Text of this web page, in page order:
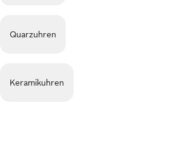
Quarzuhren
Keramikuhren